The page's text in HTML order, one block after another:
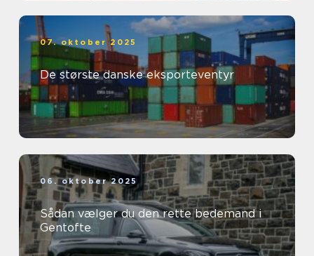
07. oktober 2025
De største danske eksporteventyr
06. oktober 2025
Sådan vælger du den rette bedemand i
Gentofte